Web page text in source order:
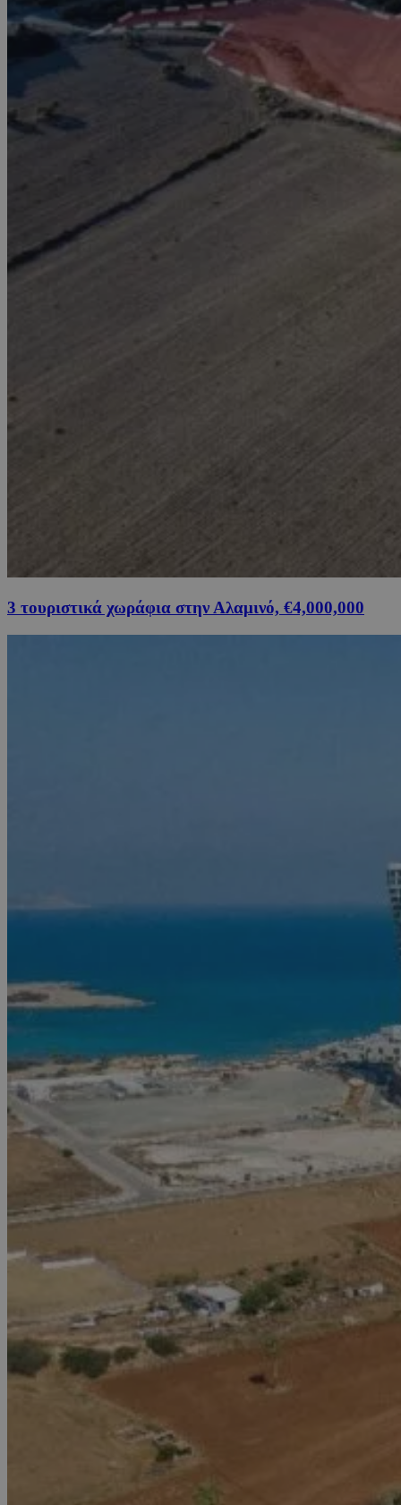
3 τουριστικά χωράφια στην Αλαμινό, €4,000,000